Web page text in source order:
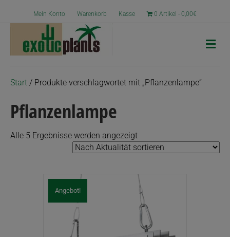
Mein Konto Warenkorb Kasse 0 Artikel 0,00€
N
a
Start / Produkte verschlagwortet mit „Pflanzenlampe“
Pflanzenlampe
Alle 5 Ergebnisse werden angezeigtNach
Aktualität
Angebot!